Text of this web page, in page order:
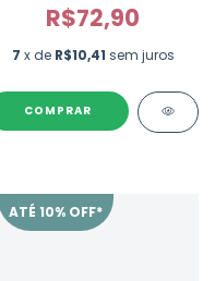
R$72,90
7 x de R$10,41 sem juros
ATÉ 10% OFF*